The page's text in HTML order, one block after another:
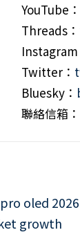
YouTube：
Threads：
Instagram
Twitter：
Bluesky：
聯絡信箱：